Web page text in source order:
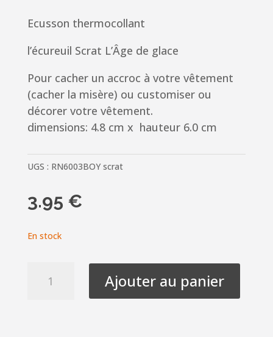
Ecusson thermocollant
l’écureuil Scrat L’Âge de glace
Pour cacher un accroc à votre vêtement
(cacher la misère) ou customiser ou
décorer votre vêtement.
dimensions: 4.8 cm x hauteur 6.0 cm
UGS : RN6003BOY scrat
3.95 €
En stock
Ajouter au panier